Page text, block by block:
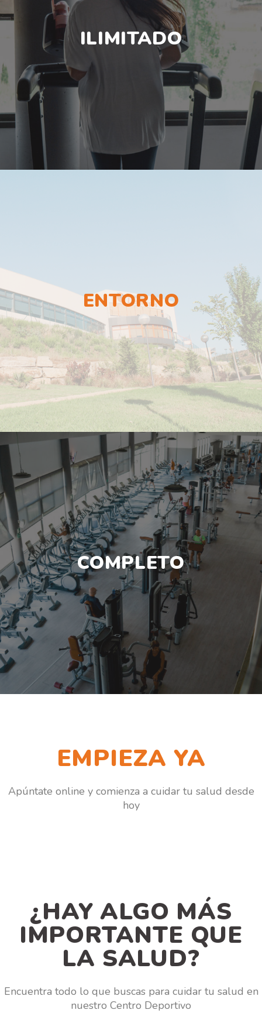
ILIMITADO
ENTORNO
COMPLETO
EMPIEZA YA
Apúntate online y comienza a cuidar tu salud desde
hoy
¿HAY ALGO MÁS
IMPORTANTE QUE
LA SALUD?
Encuentra todo lo que buscas para cuidar tu salud en
nuestro Centro Deportivo